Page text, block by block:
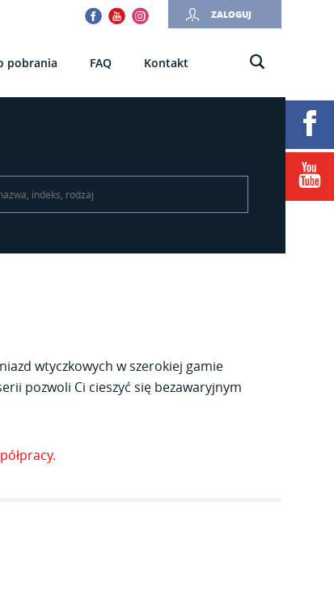
ZALOGUJ
Instagram
pobrania FAQ Kontakt
wtyczkowych w szerokiej gamie
pozwoli Ci cieszyć się bezawaryjnym